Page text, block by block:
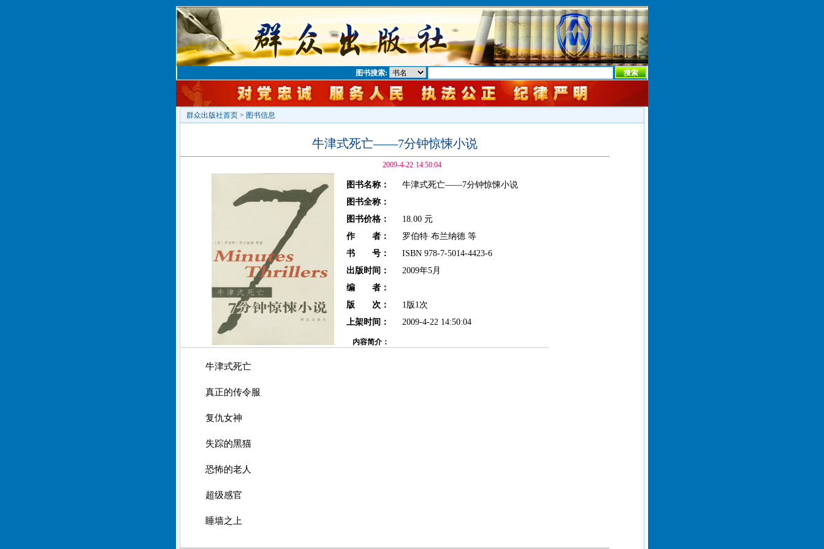
图书搜索:
群众出版社首页 > 图书信息
牛津式死亡——7分钟惊悚小说
2009-4-22 14:50:04
图书名称：
牛津式死亡——7分钟惊悚小说
图书全称：
图书价格：
18.00 元
作 者：
罗伯特·布兰纳德 等
书 号：
ISBN 978-7-5014-4423-6
出版时间：
2009年5月
编 者：
版 次：
1版1次
上架时间：
2009-4-22 14:50:04
内容简介：
牛津式死亡
真正的传令服
复仇女神
失踪的黑猫
恐怖的老人
超级感官
睡墙之上